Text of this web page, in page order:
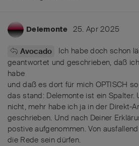
Delemonte 25. Apr 2025
Avocado
Ich habe doch schon
geantwortet und geschrieben, daß
habe
und daß es dort für mich OPTISCH
das stand: Delemonte ist ein Spalter.
nicht, mehr habe ich ja in der Direkt-
geschrieben. Und nach Deiner
postive aufgenommen. Von
die Rede sein dürfen.